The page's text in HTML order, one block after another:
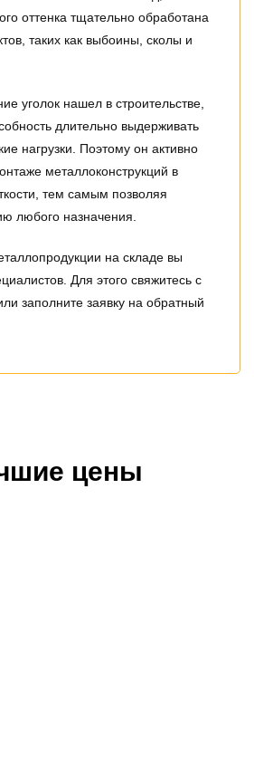
оттенка тщательно обработана
таких как выбоины, сколы и
уголок нашел в строительстве,
длительно выдерживать
нагрузки. Поэтому он активно
металлоконструкций в
тем самым позволяя
любого назначения.
на складе вы
Для этого свяжитесь с
заполните заявку на обратный
цены